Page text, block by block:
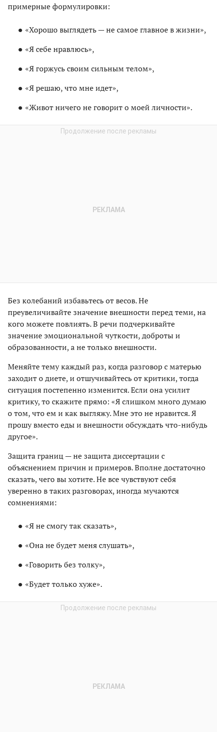
примерные формулировки:
«Хорошо выглядеть — не самое главное в жизни»,
«Я себе нравлюсь»,
«Я горжусь своим сильным телом»,
«Я решаю, что мне идет»,
«Живот ничего не говорит о моей личности».
Без колебаний избавьтесь от весов. Не
преувеличивайте значение внешности перед теми, на
кого можете повлиять. В речи подчеркивайте
значение эмоциональной чуткости, доброты и
образованности, а не только внешности.
Меняйте тему каждый раз, когда разговор с матерью
заходит о диете, и отшучивайтесь от критики, тогда
ситуация постепенно изменится. Если она усилит
критику, то скажите прямо: «Я слишком много думаю
о том, что ем и как выгляжу. Мне это не нравится. Я
прошу вместо еды и внешности обсуждать что-нибудь
другое».
Защита границ — не защита диссертации с
объяснением причин и примеров. Вполне достаточно
сказать, чего вы хотите. Не все чувствуют себя
уверенно в таких разговорах, иногда мучаются
сомнениями:
«Я не смогу так сказать»,
«Она не будет меня слушать»,
«Говорить без толку»,
«Будет только хуже».